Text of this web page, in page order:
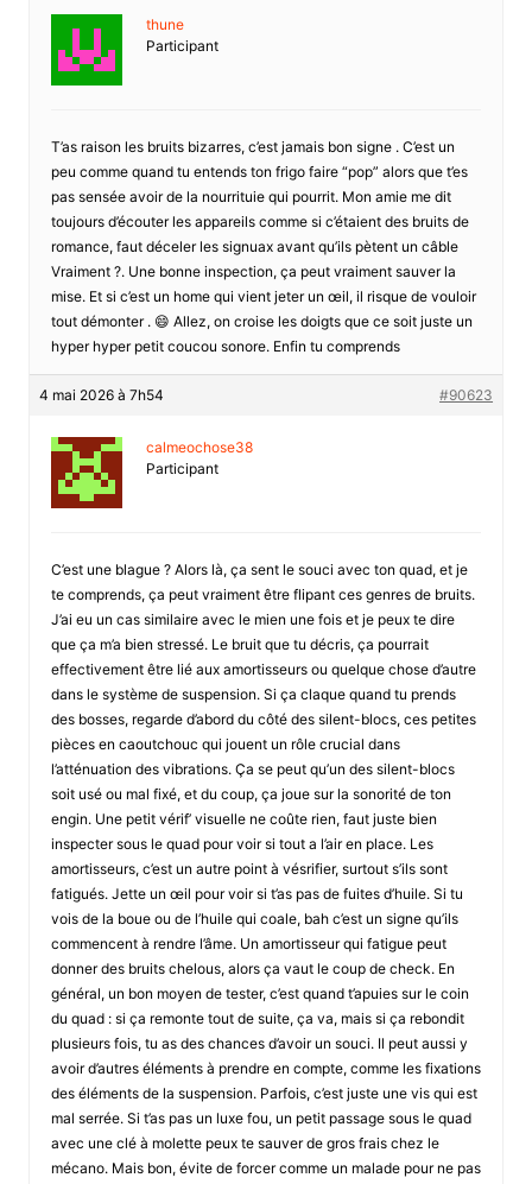
thune
Participant
T’as raison les bruits bizarres, c’est jamais bon signe . C’est un
peu comme quand tu entends ton frigo faire “pop” alors que t’es
pas sensée avoir de la nourrituie qui pourrit. Mon amie me dit
toujours d’écouter les appareils comme si c’étaient des bruits de
romance, faut déceler les signuax avant qu’ils pètent un câble
Vraiment ?. Une bonne inspection, ça peut vraiment sauver la
mise. Et si c’est un home qui vient jeter un œil, il risque de vouloir
tout démonter . 😄 Allez, on croise les doigts que ce soit juste un
hyper hyper petit coucou sonore. Enfin tu comprends
4 mai 2026 à 7h54 #90623
calmeochose38
Participant
C’est une blague ? Alors là, ça sent le souci avec ton quad, et je
te comprends, ça peut vraiment être flipant ces genres de bruits.
J’ai eu un cas similaire avec le mien une fois et je peux te dire
que ça m’a bien stressé. Le bruit que tu décris, ça pourrait
effectivement être lié aux amortisseurs ou quelque chose d’autre
dans le système de suspension. Si ça claque quand tu prends
des bosses, regarde d’abord du côté des silent-blocs, ces petites
pièces en caoutchouc qui jouent un rôle crucial dans
l’atténuation des vibrations. Ça se peut qu’un des silent-blocs
soit usé ou mal fixé, et du coup, ça joue sur la sonorité de ton
engin. Une petit vérif’ visuelle ne coûte rien, faut juste bien
inspecter sous le quad pour voir si tout a l’air en place. Les
amortisseurs, c’est un autre point à vésrifier, surtout s’ils sont
fatigués. Jette un œil pour voir si t’as pas de fuites d’huile. Si tu
vois de la boue ou de l’huile qui coale, bah c’est un signe qu’ils
commencent à rendre l’âme. Un amortisseur qui fatigue peut
donner des bruits chelous, alors ça vaut le coup de check. En
général, un bon moyen de tester, c’est quand t’apuies sur le coin
du quad : si ça remonte tout de suite, ça va, mais si ça rebondit
plusieurs fois, tu as des chances d’avoir un souci. Il peut aussi y
avoir d’autres éléments à prendre en compte, comme les fixations
des éléments de la suspension. Parfois, c’est juste une vis qui est
mal serrée. Si t’as pas un luxe fou, un petit passage sous le quad
avec une clé à molette peux te sauver de gros frais chez le
mécano. Mais bon, évite de forcer comme un malade pour ne pas